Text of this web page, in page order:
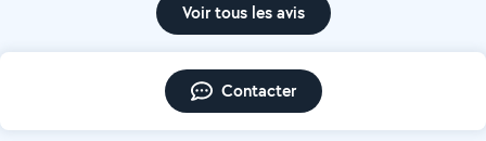
Voir tous les avis
Contacter